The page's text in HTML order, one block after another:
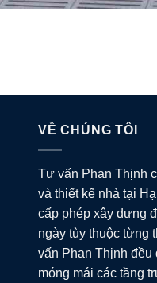
VỀ CHÚNG TÔI
Tư vấn Phan Thịnh
và thiết kế nhà tại
cấp phép xây dựng
ngày tùy thuộc từng
vấn Phan Thịnh đều
móng mái các tầng